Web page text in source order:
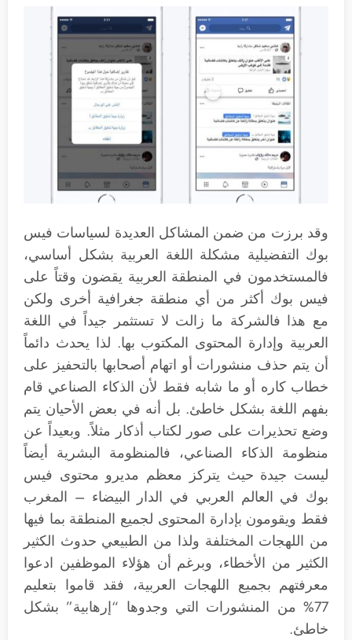
وقد برزت من ضمن المشاكل العديدة لسياسات فيس
بوك التفضيلية مشكلة اللغة العربية بشكل أساسي،
فالمستخدمون في المنطقة العربية يقضون وقتاً على
فيس بوك أكثر من أي منطقة جغرافية أخرى ولكن
مع هذا فالشركة ما زالت لا تستثمر جيداً في اللغة
العربية وإدارة المحتوى المكتوب بها. لذا يحدث دائماً
أن يتم حذف منشورات أو اتهام أصحابها بالتحفيز على
خطاب كاره أو ما شابه فقط لأن الذكاء الصناعي قام
بفهم اللغة بشكل خاطئ. بل أنه في بعض الأحيان يتم
وضع تحذيرات على صور لكتاب أذكار مثلاً. وبعيداً عن
منظومة الذكاء الصناعي، فالمنظومة البشرية أيضاً
ليست جيدة حيث يتركز معظم مديرو محتوى فيس
بوك في العالم العربي في الدار البيضاء – المغرب
فقط ويقومون بإدارة المحتوى لجميع المنطقة بما فيها
من اللهجات المختلفة ولذا من الطبيعي حدوث الكثير
الكثير من الأخطاء، وبرغم أن هؤلاء الموظفين ادعوا
معرفتهم بجميع اللهجات العربية، فقد قاموا بتعليم
77% من المنشورات التي وجدوها “إرهابية” بشكل
خاطئ.